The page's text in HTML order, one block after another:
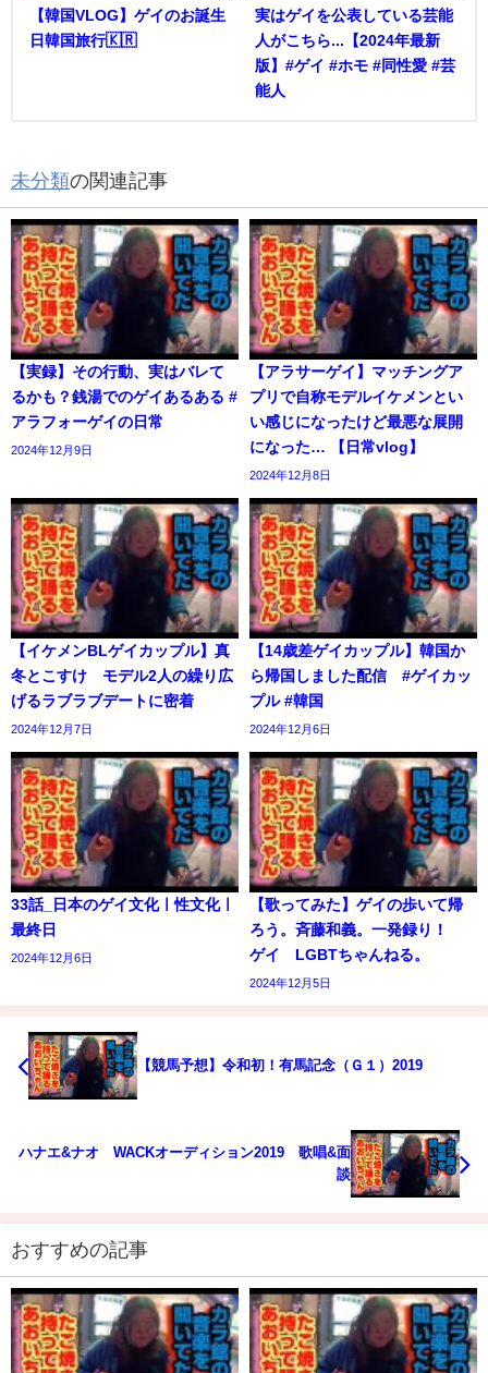
【韓国VLOG】ゲイのお誕生
日韓国旅行🇰🇷
実はゲイを公表している芸能
人がこちら...【2024年最新
版】#ゲイ #ホモ #同性愛 #芸
能人
未分類の関連記事
【実録】その行動、実はバレて
るかも？銭湯でのゲイあるある #
アラフォーゲイの日常
2024年12月9日
【アラサーゲイ】マッチングア
プリで自称モデルイケメンとい
い感じになったけど最悪な展開
になった… 【日常vlog】
2024年12月8日
【イケメンBLゲイカップル】真
冬とこすけ モデル2人の繰り広
げるラブラブデートに密着
2024年12月7日
【14歳差ゲイカップル】韓国か
ら帰国しました配信 #ゲイカッ
プル #韓国
2024年12月6日
33話_日本のゲイ文化ㅣ性文化ㅣ
最終日
2024年12月6日
【歌ってみた】ゲイの歩いて帰
ろう。斉藤和義。一発録り！
ゲイ LGBTちゃんねる。
2024年12月5日
【競馬予想】令和初！有馬記念（Ｇ１）2019
ハナエ&ナオ WACKオーディション2019 歌唱&面
談
おすすめの記事